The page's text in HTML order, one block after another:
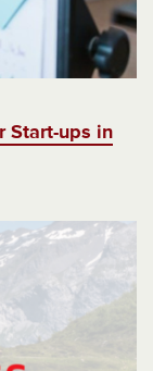
Start-ups in